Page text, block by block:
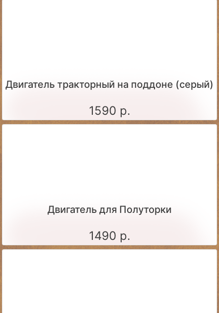
Двигатель тракторный на поддоне (серый)
1590 р.
Двигатель для Полуторки
1490 р.